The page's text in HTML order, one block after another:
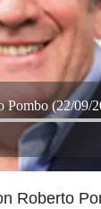
Pombo (22/09/
Roberto